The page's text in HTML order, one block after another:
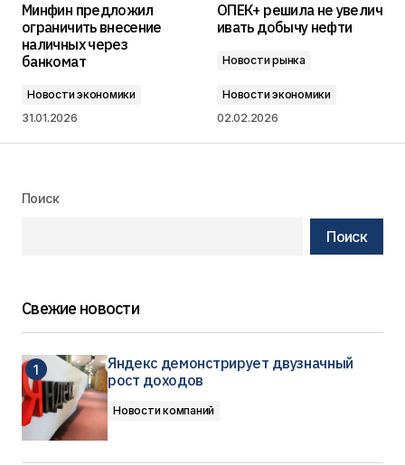
Минфин предложил
ограничить внесение
наличных через
банкомат
Новости экономики
31.01.2026
ОПЕК+ решила не увелич
ивать добычу нефти
Новости рынка
Новости экономики
02.02.2026
Поиск
Поиск
Свежие новости
Яндекс демонстрирует двузначный
рост доходов
Новости компаний